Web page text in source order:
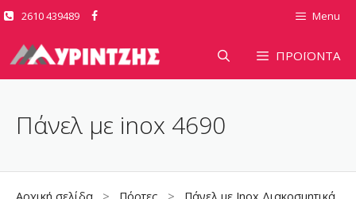
Μετάβαση
περιεχόμενο
2610 439489 Menu
ΠΡΟΪΟΝΤΑ
Πάνελ με inox 4690